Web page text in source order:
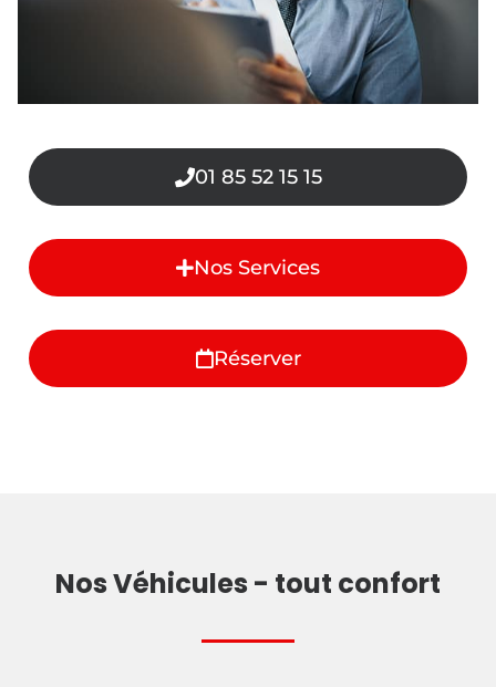
01 85 52 15 15
Nos Services
Réserver
Nos Véhicules - tout confort